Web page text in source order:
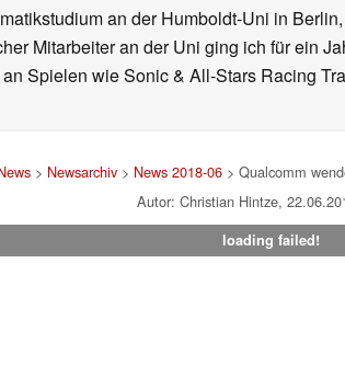
an der Humboldt-Uni in
Mitarbeiter an der Uni ging ich für ein
Spielen wie Sonic & All-Stars Racing
> Newsarchiv > News 2018-06 > Qualcomm
Autor: Christian Hintze,
loading failed!